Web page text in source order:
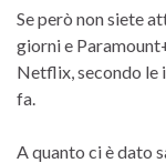
Se però non siete
giorni e
Netflix, secondo le
fa.
A quanto ci è dato